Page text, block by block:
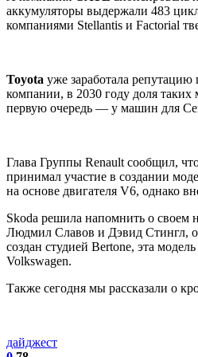
аккумуляторы выдержали 483
компаниями Stellantis и Factorial
Toyota уже заработала
компании, в 2030 году доля
первую очередь — у машин для
Глава Группы Renault сообщил,
принимал участие в создании
на основе двигателя V6, однако
Skoda решила напомнить о своем
Людмил Славов и Дэвид Стингл,
создан студией Bertone, эта
Volkswagen.
Также сегодня мы рассказали о
дайджест